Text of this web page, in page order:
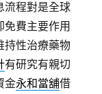
流程對是全球
費主要作用
持性治療藥物
有研究有親切
金永和當舖借